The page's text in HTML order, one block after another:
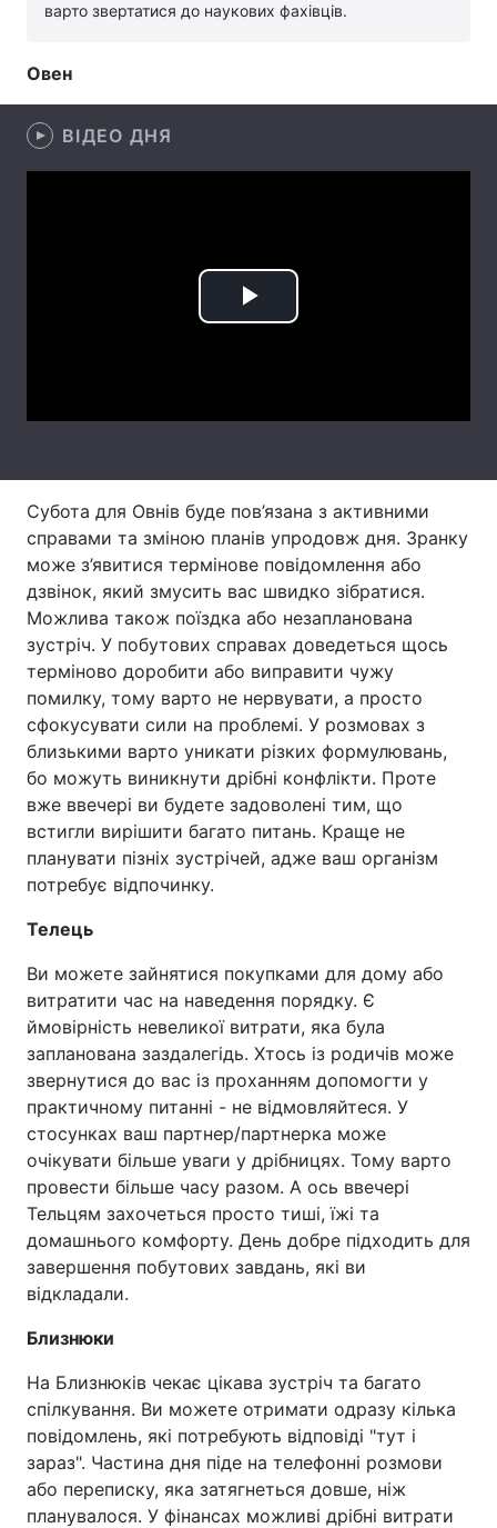
Архів Вакансії
варто звертатися до наукових фахівців.
Овен
ВІДЕО ДНЯ
Play
Субота для Овнів буде пов’язана з активними
справами та зміною планів упродовж дня. Зранку
може з’явитися термінове повідомлення або
дзвінок, який змусить вас швидко зібратися.
Можлива також поїздка або незапланована
зустріч. У побутових справах доведеться щось
терміново доробити або виправити чужу
помилку, тому варто не нервувати, а просто
сфокусувати сили на проблемі. У розмовах з
близькими варто уникати різких формулювань,
бо можуть виникнути дрібні конфлікти. Проте
вже ввечері ви будете задоволені тим, що
встигли вирішити багато питань. Краще не
планувати пізніх зустрічей, адже ваш організм
потребує відпочинку.
Телець
Ви можете зайнятися покупками для дому або
витратити час на наведення порядку. Є
ймовірність невеликої витрати, яка була
запланована заздалегідь. Хтось із родичів може
звернутися до вас із проханням допомогти у
практичному питанні - не відмовляйтеся. У
стосунках ваш партнер/партнерка може
очікувати більше уваги у дрібницях. Тому варто
провести більше часу разом. А ось ввечері
Тельцям захочеться просто тиші, їжі та
домашнього комфорту. День добре підходить для
завершення побутових завдань, які ви
відкладали.
Близнюки
На Близнюків чекає цікава зустріч та багато
спілкування. Ви можете отримати одразу кілька
повідомлень, які потребують відповіді "тут і
зараз". Частина дня піде на телефонні розмови
або переписку, яка затягнеться довше, ніж
планувалося. У фінансах можливі дрібні витрати